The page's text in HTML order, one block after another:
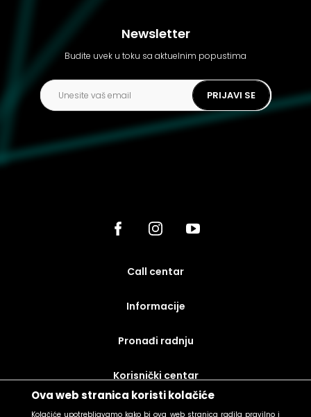
Ova web stranica koristi kolačiće
Kolačiće upotrebljavamo kako bi ova web stranica radila pravilno i
Newsletter
Budite uvek u toku sa aktuelnim popustima
PRIJAVI SE
call centar
Informacije
Pronađi radnju
korisnički centar
uslovi prodaje